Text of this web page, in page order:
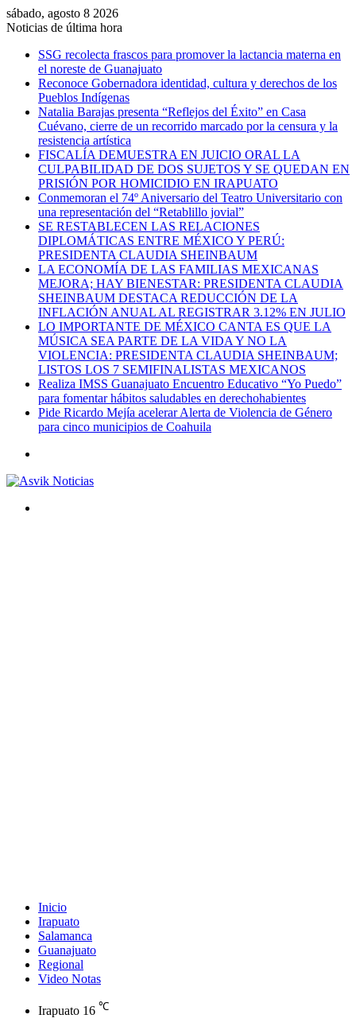
sábado, agosto 8 2026
Noticias de última hora
SSG recolecta frascos para promover la lactancia materna en
el noreste de Guanajuato
Reconoce Gobernadora identidad, cultura y derechos de los
Pueblos Indígenas
Natalia Barajas presenta “Reflejos del Éxito” en Casa
Cuévano, cierre de un recorrido marcado por la censura y la
resistencia artística
FISCALÍA DEMUESTRA EN JUICIO ORAL LA
CULPABILIDAD DE DOS SUJETOS Y SE QUEDAN EN
PRISIÓN POR HOMICIDIO EN IRAPUATO
Conmemoran el 74º Aniversario del Teatro Universitario con
una representación del “Retablillo jovial”
SE RESTABLECEN LAS RELACIONES
DIPLOMÁTICAS ENTRE MÉXICO Y PERÚ:
PRESIDENTA CLAUDIA SHEINBAUM
LA ECONOMÍA DE LAS FAMILIAS MEXICANAS
MEJORA; HAY BIENESTAR: PRESIDENTA CLAUDIA
SHEINBAUM DESTACA REDUCCIÓN DE LA
INFLACIÓN ANUAL AL REGISTRAR 3.12% EN JULIO
LO IMPORTANTE DE MÉXICO CANTA ES QUE LA
MÚSICA SEA PARTE DE LA VIDA Y NO LA
VIOLENCIA: PRESIDENTA CLAUDIA SHEINBAUM;
LISTOS LOS 7 SEMIFINALISTAS MEXICANOS
Realiza IMSS Guanajuato Encuentro Educativo “Yo Puedo”
para fomentar hábitos saludables en derechohabientes
Pide Ricardo Mejía acelerar Alerta de Violencia de Género
para cinco municipios de Coahuila
Inicio
Irapuato
Salamanca
Guanajuato
Regional
Video Notas
Irapuato 16 ℃